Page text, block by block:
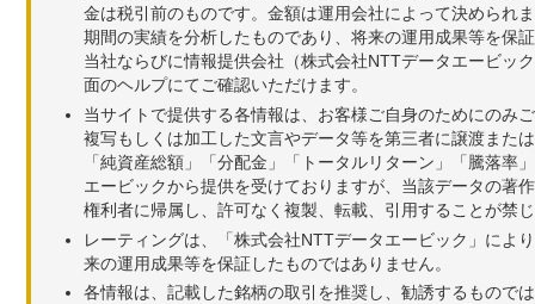
金は税引前のものです。金額は運用会社によって決められ
期間の実績を分析したものであり、将来の運用成果等を保
当社ならびに情報提供会社（株式会社NTTデータエービッ
面のヘルプにてご確認いただけます。
当サイトで提供する各情報は、お客様ご自身のためにのみ
複写もしくは加工した文言やデータ等を第三者に譲渡また
「純資産総額」「分配金」「トータルリターン」「騰落
エービックから提供を受けておりますが、当該データの著
権利者に帰属し、許可なく複製、転載、引用することが禁
レーティングは、「株式会社NTTデータエービック」によ
来の運用成果等を保証したものではありません。
各情報は、記載した銘柄の取引を推奨し、勧誘するもので